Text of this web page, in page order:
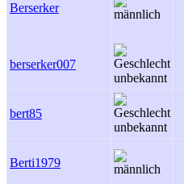
Berserker
berserker007
bert85
Berti1979